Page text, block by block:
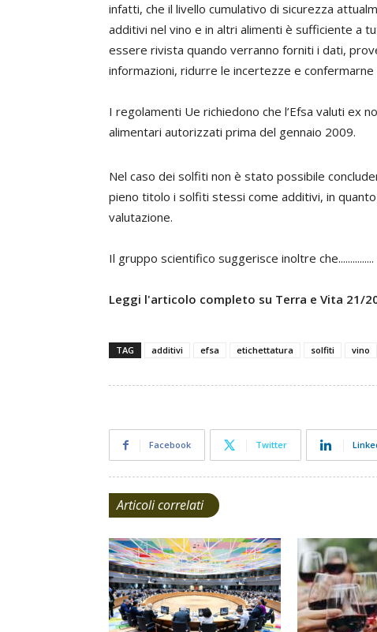
infatti, che il livello cumulativo di sicurezza
additivi nel vino e in altri alimenti è sufficiente a
essere rivista quando verranno forniti i dati,
informazioni, ridurre le incertezze e
I regolamenti Ue richiedono che l’Efsa valuti ex
alimentari autorizzati prima del gennaio 2009.
Nel caso dei solfiti non è stato possibile
pieno titolo i solfiti stessi come additivi, in
valutazione.
Il gruppo scientifico suggerisce inoltre che...............
Leggi l'articolo completo su Terra e Vita 21/
TAG additivi efsa etichettatura solfiti vino
Facebook Twitter
Articoli correlati